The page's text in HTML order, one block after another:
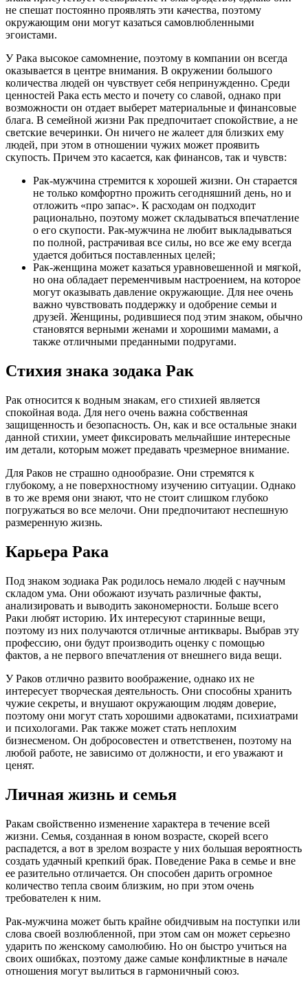
не спешат постоянно проявлять эти качества, поэтому
окружающим они могут казаться самовлюбленными
эгоистами.
У Рака высокое самомнение, поэтому в компании он всегда
оказывается в центре внимания. В окружении большого
количества людей он чувствует себя непринужденно. Среди
ценностей Рака есть место и почету со славой, однако при
возможности он отдает выберет материальные и финансовые
блага. В семейной жизни Рак предпочитает спокойствие, а не
светские вечеринки. Он ничего не жалеет для близких ему
людей, при этом в отношении чужих может проявить
скупость. Причем это касается, как финансов, так и чувств:
Рак-мужчина стремится к хорошей жизни. Он старается
не только комфортно прожить сегодняшний день, но и
отложить «про запас». К расходам он подходит
рационально, поэтому может складываться впечатление
о его скупости. Рак-мужчина не любит выкладываться
по полной, растрачивая все силы, но все же ему всегда
удается добиться поставленных целей;
Рак-женщина может казаться уравновешенной и мягкой,
но она обладает переменчивым настроением, на которое
могут оказывать давление окружающие. Для нее очень
важно чувствовать поддержку и одобрение семьи и
друзей. Женщины, родившиеся под этим знаком, обычно
становятся верными женами и хорошими мамами, а
также отличными преданными подругами.
Стихия знака зодака Рак
Рак относится к водным знакам, его стихией является
спокойная вода. Для него очень важна собственная
защищенность и безопасность. Он, как и все остальные знаки
данной стихии, умеет фиксировать мельчайшие интересные
им детали, которым может предавать чрезмерное внимание.
Для Раков не страшно однообразие. Они стремятся к
глубокому, а не поверхностному изучению ситуации. Однако
в то же время они знают, что не стоит слишком глубоко
погружаться во все мелочи. Они предпочитают неспешную
размеренную жизнь.
Карьера Рака
Под знаком зодиака Рак родилось немало людей с научным
складом ума. Они обожают изучать различные факты,
анализировать и выводить закономерности. Больше всего
Раки любят историю. Их интересуют старинные вещи,
поэтому из них получаются отличные антиквары. Выбрав эту
профессию, они будут производить оценку с помощью
фактов, а не первого впечатления от внешнего вида вещи.
У Раков отлично развито воображение, однако их не
интересует творческая деятельность. Они способны хранить
чужие секреты, и внушают окружающим людям доверие,
поэтому они могут стать хорошими адвокатами, психиатрами
и психологами. Рак также может стать неплохим
бизнесменом. Он добросовестен и ответственен, поэтому на
любой работе, не зависимо от должности, и его уважают и
ценят.
Личная жизнь и семья
Ракам свойственно изменение характера в течение всей
жизни. Семья, созданная в юном возрасте, скорей всего
распадется, а вот в зрелом возрасте у них большая вероятность
создать удачный крепкий брак. Поведение Рака в семье и вне
ее разительно отличается. Он способен дарить огромное
количество тепла своим близким, но при этом очень
требователен к ним.
Рак-мужчина может быть крайне обидчивым на поступки или
слова своей возлюбленной, при этом сам он может серьезно
ударить по женскому самолюбию. Но он быстро учиться на
своих ошибках, поэтому даже самые конфликтные в начале
отношения могут вылиться в гармоничный союз.